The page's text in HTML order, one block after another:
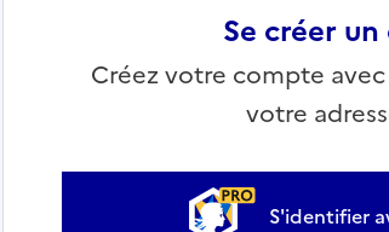
Se créer
Créez votre compte
votre
S'identifier